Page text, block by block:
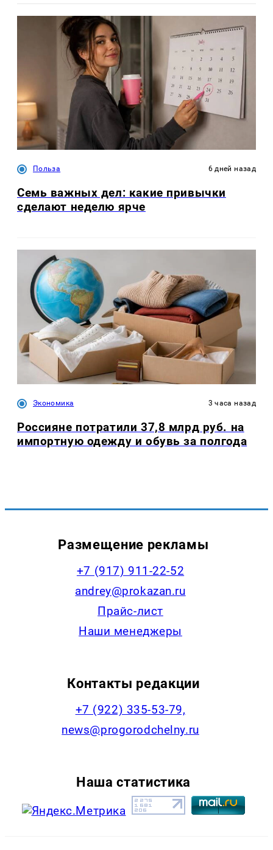
Польза 6 дней назад
Семь важных дел: какие привычки
сделают неделю ярче
Экономика 3 часа назад
Россияне потратили 37,8 млрд руб. на
импортную одежду и обувь за полгода
Размещение рекламы
+7 (917) 911-22-52
andrey@prokazan.ru
Прайс-лист
Наши менеджеры
Контакты редакции
+7 (922) 335-53-79,
news@progorodchelny.ru
Наша статистика